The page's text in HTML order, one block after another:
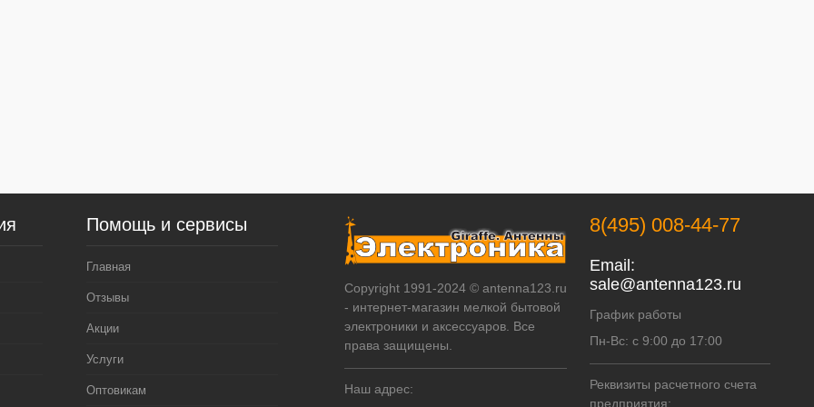
Помощь и сервисы
Главная
Отзывы
Акции
Услуги
Оптовикам
Copyright 1991-2024 © antenna123.ru
- интернет-магазин мелкой бытовой
электроники и аксессуаров. Все
права защищены.
Наш адрес:
8(495) 008-44-77
Email:
sale@antenna123.ru
График работы
Пн-Вс: с 9:00 до 17:00
Реквизиты расчетного счета
предприятия: